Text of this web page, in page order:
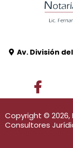
Av. División
Copyright © 2026,
Consultores